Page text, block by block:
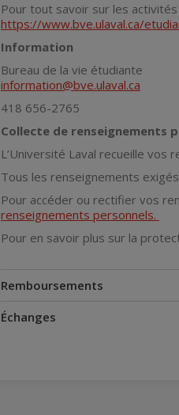
Pour tout savoir sur les
https://www.bve.ulaval.ca/
Information
Bureau de la vie étudiante
information@bve.ulaval.ca
418 656-2765
Collecte de renseignements
L’Université Laval recueille vos
Tous les renseignements
Pour accéder ou rectifier vos
renseignements personnels.
Pour en savoir plus sur la
Remboursements
Échanges